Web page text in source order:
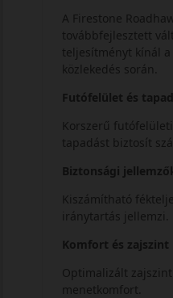
A Firestone
továbbfejlesztett
teljesítményt kínál a
közlekedés során.
Futófelület és
Korszerű
tapadást biztosít
Biztonsági
Kiszámítható
iránytartás jellemzi.
Komfort és zajszint
Optimalizált
menetkomfort.